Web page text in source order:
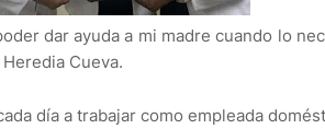
dar ayuda a mi madre cuando lo
Cueva.
día a trabajar como empleada